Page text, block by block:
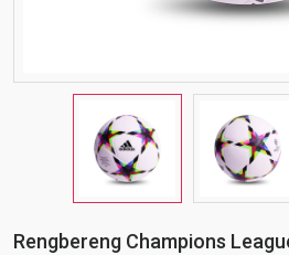
Rengbereng Champions